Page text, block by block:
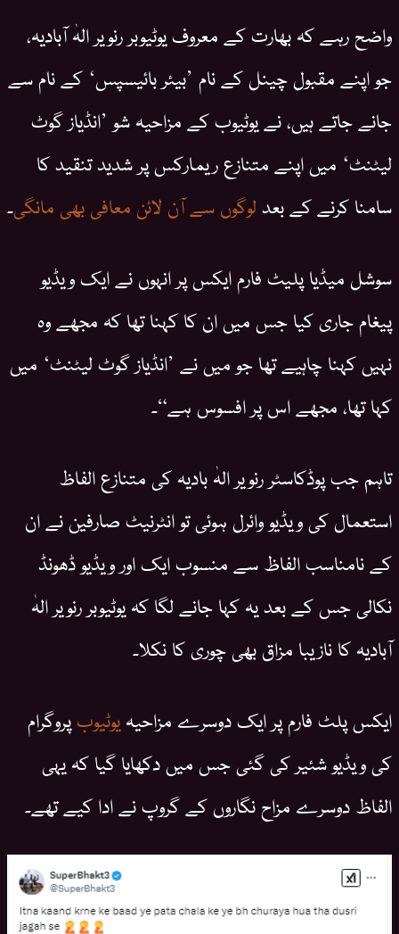
واضح رہے کہ بھارت کے معروف یوٹیوبر رنویر الہٰ آبادیہ،
جو اپنے مقبول چینل کے نام ’بیئر بائیسپس‘ کے نام سے
جانے جاتے ہیں، نے یوٹیوب کے مزاحیہ شو ’انڈیاز گوٹ
لیٹنٹ‘ میں اپنے متنازع ریمارکس پر شدید تنقید کا
سامنا کرنے کے بعدلوگوں سے آن لائن معافی بھی مانگی۔
سوشل میڈیا پلیٹ فارم ایکس پر انہوں نے ایک ویڈیو
پیغام جاری کیا جس میں ان کا کہنا تھا کہ مجھے وہ
نہیں کہنا چاہیے تھا جو میں نے ’انڈیاز گوٹ لیٹنٹ‘ میں
کہا تھا، مجھے اس پر افسوس ہے“۔
تاہم جب پوڈکاسٹر رنویر الہٰ بادیہ کی متنازع الفاظ
استعمال کی ویڈیو وائرل ہوئی تو انٹرنیٹ صارفین نے ان
کے نامناسب الفاظ سے منسوب ایک اور ویڈیو ڈھونڈ
نکالی جس کے بعد یہ کہا جانے لگا کہ یوٹیوبر رنویر الہٰ
آبادیہ کا نازیبا مزاق بھی چوری کا نکلا۔
ایکس پلٹ فارم پر ایک دوسرے مزاحیہ یوٹیوب پروگرام
کی ویڈیو شئیر کی گئی جس میں دکھایا گیا کہ یہی
الفاظ دوسرے مزاح نگاروں کے گروپ نے ادا کیے تھے۔